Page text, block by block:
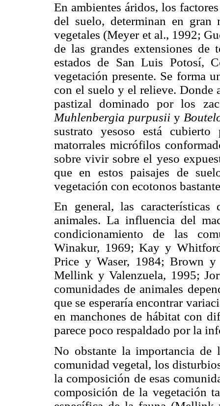
En ambientes áridos, los
del suelo, determinan en gran
vegetales (Meyer et al., 1992;
de las grandes extensiones de
estados de San Luis Potosí,
vegetación presente. Se forma
con el suelo y el relieve. Donde
pastizal dominado por los
Muhlenbergia purpusii y
sustrato yesoso está cubierto
matorrales micrófilos
sobre vivir sobre el yeso
que en estos paisajes de
vegetación con ecotonos
En general, las características
animales. La influencia del
condicionamiento de las
Winakur, 1969; Kay y
Price y Waser, 1984; Brown
Mellink y Valenzuela, 1995;
comunidades de animales
que se esperaría encontrar
en manchones de hábitat con
parece poco respaldado por la
No obstante la importancia de
comunidad vegetal, los
la composición de esas
composición de la vegetación